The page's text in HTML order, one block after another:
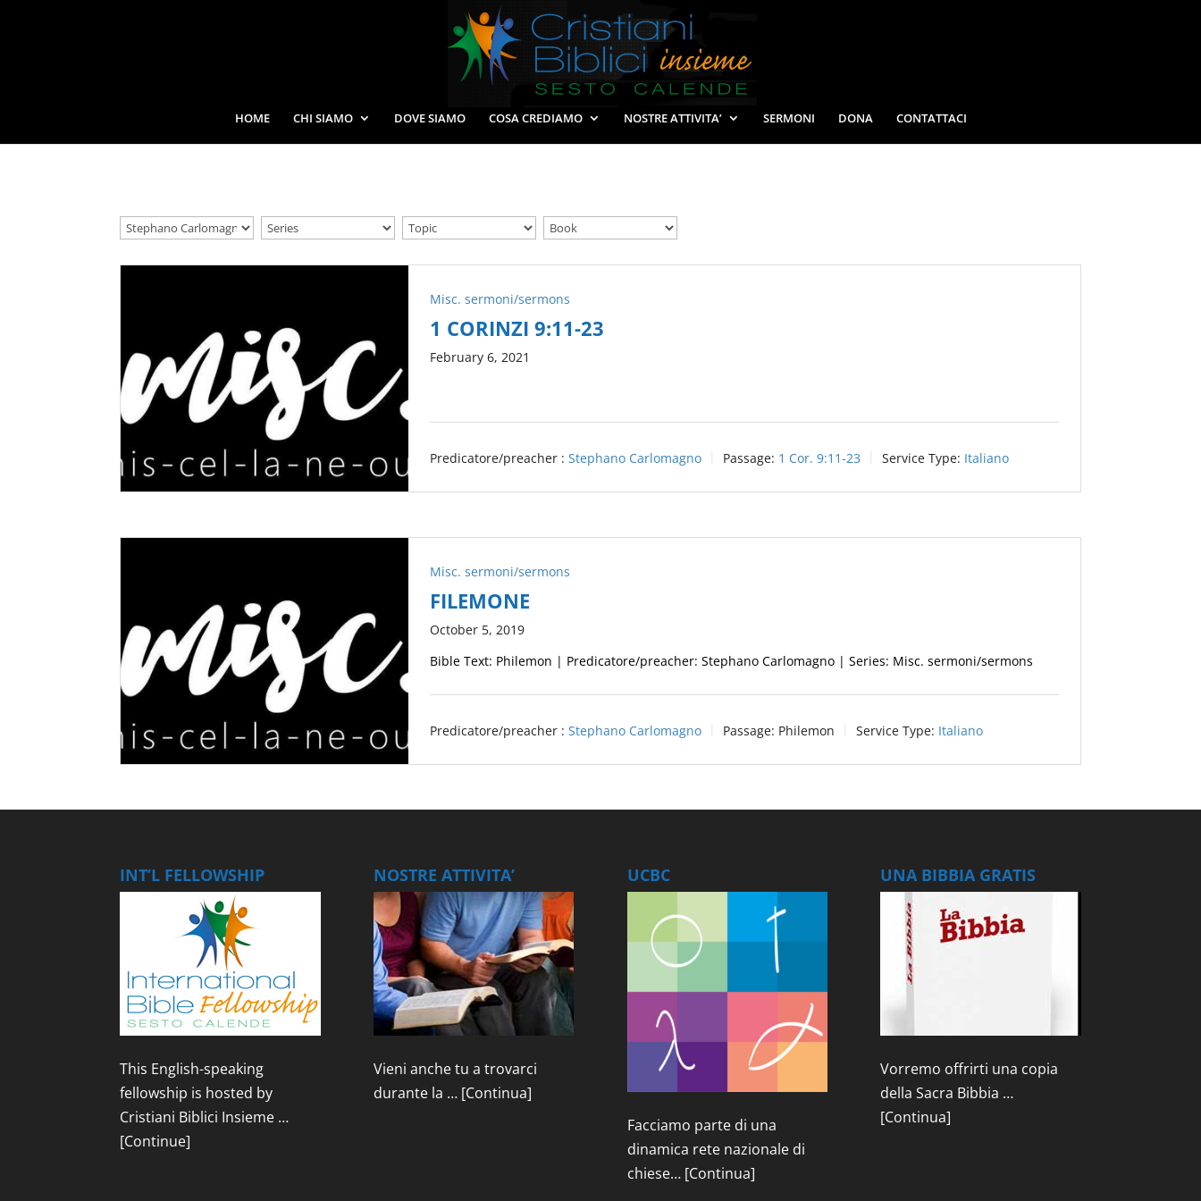
HOME CHI SIAMO DOVE SIAMO COSA CREDIAMO NOSTRE ATTIVITA’ SERMONI DONA CONTATTACI
Misc. sermoni/sermons
1 CORINZI 9:11-23
February 6, 2021
Predicatore/preacher : Stephano Carlomagno Passage: 1 Cor. 9:11-23 Service Type: Italiano
Misc. sermoni/sermons
FILEMONE
October 5, 2019
Bible Text: Philemon | Predicatore/preacher: Stephano Carlomagno | Series: Misc. sermoni/sermons
Predicatore/preacher : Stephano Carlomagno Passage: Philemon Service Type: Italiano
INT’L FELLOWSHIP
This English-speaking
fellowship is hosted by
Cristiani Biblici Insieme …
[Continue]
NOSTRE ATTIVITA’
Vieni anche tu a trovarci
durante la … [Continua]
UCBC
Facciamo parte di una
dinamica rete nazionale di
chiese… [Continua]
UNA BIBBIA GRATIS
Vorremo offrirti una copia
della Sacra Bibbia …
[Continua]